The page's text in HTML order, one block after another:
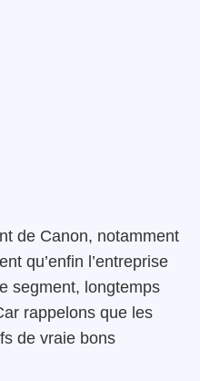
de Canon, notamment
qu’enfin l’entreprise
segment, longtemps
rappelons que les
de vraie bons